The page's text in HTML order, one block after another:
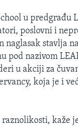
u predgrađu
poslovni i
naglasak stavlja
pod nazivom
u akciji za
koja je i
kaže